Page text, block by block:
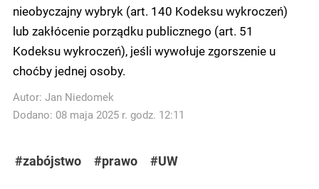
nieobyczajny wybryk (art. 140 Kodeksu wykroczeń)
lub zakłócenie porządku publicznego (art. 51
Kodeksu wykroczeń), jeśli wywołuje zgorszenie u
choćby jednej osoby.
Autor: Jan Niedomek
Dodano: 08 maja 2025 r. godz. 12:11
#zabójstwo #prawo #UW